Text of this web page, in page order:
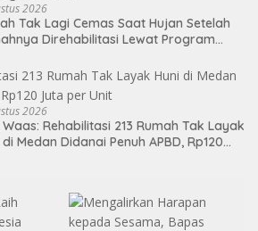
2026
Tak Lagi Cemas Saat Hujan Setelah
Direhabilitasi Lewat Program
2026
Waas: Rehabilitasi 213 Rumah Tak Layak
di Medan Didanai Penuh APBD, Rp120